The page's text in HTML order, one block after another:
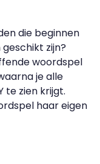
die beginnen
zijn?
woordspel
je alle
te zien krijgt.
haar eigen